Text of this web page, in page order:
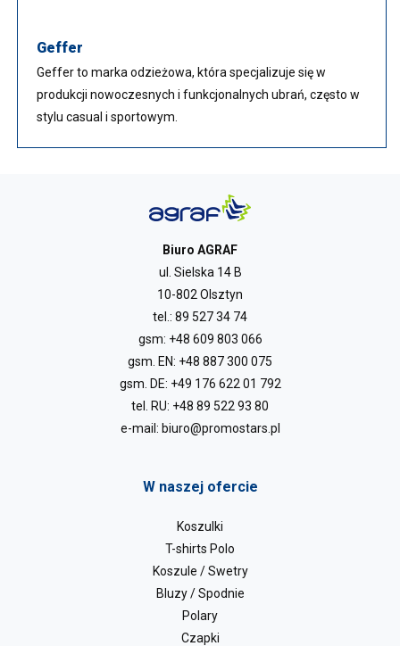
Geffer
Geffer to marka odzieżowa, która specjalizuje się w
produkcji nowoczesnych i funkcjonalnych ubrań, często w
stylu casual i sportowym.
Biuro AGRAF
ul. Sielska 14 B
10-802 Olsztyn
tel.: 89 527 34 74
gsm: +48 609 803 066
gsm. EN: +48 887 300 075
gsm. DE: +49 176 622 01 792
tel. RU: +48 89 522 93 80
e-mail: biuro@promostars.pl
W naszej ofercie
Koszulki
T-shirts Polo
Koszule / Swetry
Bluzy / Spodnie
Polary
Czapki